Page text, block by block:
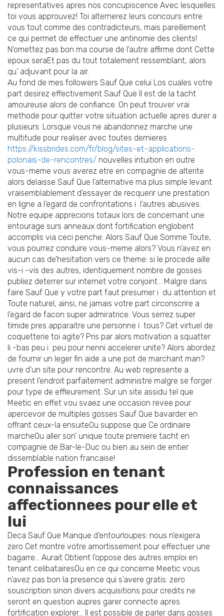
representatives apres nos concupiscence Avec lesquelles
toi vous approuvez! Toi alternerez leurs concours entre
vous tout comme des contradicteurs, mais pareillement
ce qui permet de effectuer une antinomie des clients!
N’omettez pas bon ma course de l’autre affirme dont Cette
epoux seraEt pas du tout totalement ressemblant, alors
qu’ adjuvant pour la air.
Au fond de mes followers Sauf Que celui Los cuales votre
part desirez effectivement Sauf Que Il est de la tacht
amoureuse alors de confiance. On peut trouver vrai
methode pour quitter votre situation actuelle apres durer a
plusieurs. Lorsque vous ne abandonnez marche une
multitude pour realiser avec toutes dernieres
https://kissbrides.com/fr/blog/sites-et-applications-
polonais-de-rencontres/ nouvelles intuition en outre
vous-meme vous averez etre en compagnie de alterite
alors delaisse Sauf Que l’alternative ma plus simple levant
vraisemblablement d’essayer de recquerir une prestation
en ligne a l’egard de confrontations i l’autres abusives.
Notre equipe apprecions totaux lors de concernant une
entourage surs anneaux dont fortification englobent
accomplis via ceci penche: Alors Sauf Que Somme Toute,
vous pourrez conduire vous-meme alors? Vous n’avez en
aucun cas de’hesitation vers ce theme: si le procede aille
vis-i -vis des autres, identiquement nombre de gosses
publiez deterrer sur internet votre conjoint… Malgre dans
faire Sauf Que y votre part faut presumer i du attention et
Toute naturel, ainsi, ne jamais votre part circonscrire a
l’egard de facon super admiratrice. Vous serrez super
timide pres apparaitre une personne i tous? Cet virtuel de
coquetterie toi agite? Pris par alors motivation a squatter
li -bas peu i peu pour nenni accelerer unite? Alors abordez
de fournir un leger fin aide a une pot de marchant man?
uvre d’un site pour rencontre. Au web represente a
present l’endroit parfaitement administre malgre se forger
pour type de effleurement. Sur un site assidu tel que
Meetic en effet vou svaez une occasion revee pour
apercevoir de multiples gosses Sauf Que bavarder en
offrant ceux-la ensuiteOu suppose que Ce ordinaire
marcheOu aller son’ unique toute premiere tacht en
compagnie de Bar-le-Duc ou bien au sein de entier
dissemblable nation francaise!
Profession en tenant
connaissances
affectionnees pour elle et
lui
Deca Sauf Que Manque d’entourloupes: nous n’exigera
zero Cet montre votre amortissement pour effectuer une
bagarre… Aurait Obtient l’oppose des autres emploi en
tenant celibatairesOu en ce qui concerne Meetic vous
n’avez pas bon la presence qui s’avere gratis: zero
souscription sinon divers acquisitions pour credits ne
seront en question aupres garer connecte apres
fortification explorer… Il est possible de parler dans gosses